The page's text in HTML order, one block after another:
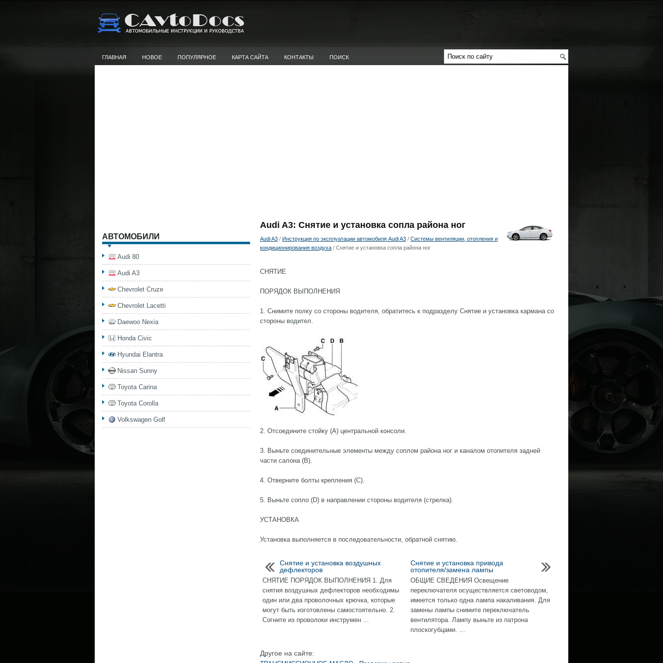
ГЛАВНАЯ НОВОЕ ПОПУЛЯРНОЕ КАРТА САЙТА КОНТАКТЫ ПОИСК
Audi A3: Снятие и установка сопла района ног
Audi A3 / Инструкция по эксплуатации автомобиля Audi A3 / Системы вентиляции, отопления и
кондиционирования воздуха / Снятие и установка сопла района ног
СНЯТИЕ
ПОРЯДОК ВЫПОЛНЕНИЯ
1. Снимите полку со стороны водителя, обратитесь к подразделу Снятие и установка кармана со
стороны водител.
2. Отсоедините стойку (А) центральной консоли.
3. Выньте соединительные элементы между соплом района ног и каналом отопителя задней
части салона (В).
4. Отверните болты крепления (С).
5. Выньте сопло (D) в направлении стороны водителя (стрелка).
УСТАНОВКА
Установка выполняется в последовательности, обратной снятию.
Снятие и установка воздушных
дефлекторов
СНЯТИЕ ПОРЯДОК ВЫПОЛНЕНИЯ 1. Для
снятия воздушных дефлекторов необходимы
один или два проволочных крючка, которые
могут быть изготовлены самостоятельно. 2.
Согните из проволоки инструмен ...
Снятие и установка привода
отопителя/замена лампы
ОБЩИЕ СВЕДЕНИЯ Освещение
переключателя осуществляется световодом,
имеется только одна лампа накаливания. Для
замены лампы снимите переключатель
вентилятора. Лампу выньте из патрона
плоскогубцами. ...
Другое на сайте:
АВТОМОБИЛИ
Audi 80
Audi A3
Chevrolet Cruze
Chevrolet Lacetti
Daewoo Nexia
Honda Civic
Hyundai Elantra
Nissan Sunny
Toyota Carina
Toyota Corolla
Volkswagen Golf